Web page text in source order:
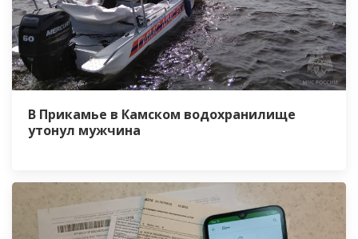
В Прикамье в Камском водохранилище
утонул мужчина